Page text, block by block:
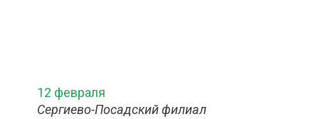
12 февраля
Сергиево-Посадский филиал